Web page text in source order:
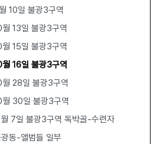
10일 불광3구역
13일 불광3구역
15일 불광3구역
16일 불광3구역
28일 불광3구역
30일 불광3구역
7일 불광3구역 독박골-수련자
동-앨범들 일부